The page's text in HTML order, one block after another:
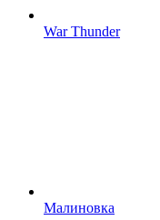
War Thunder
Малиновка